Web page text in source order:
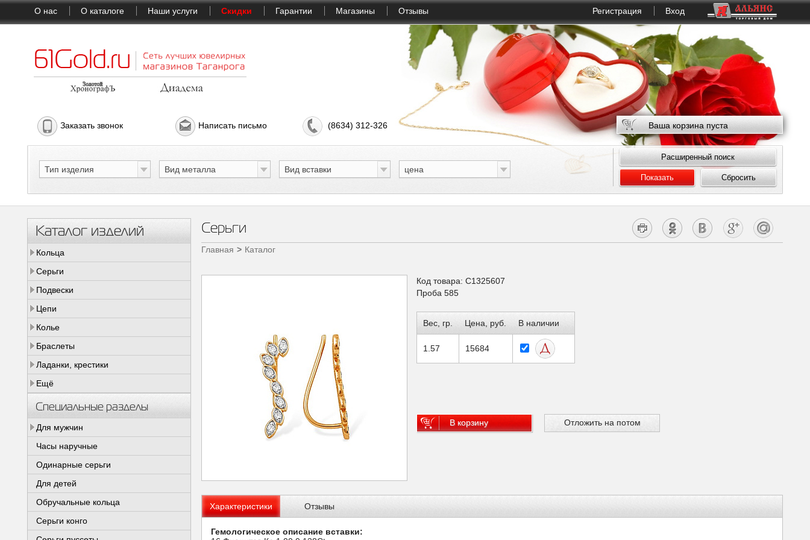
О нас О каталоге Наши услуги Скидки Гарантии Магазины Отзывы Регистрация Вход
Заказать звонок Написать письмо (8634) 312-326 Ваша корзина пуста
Тип изделия Вид металла Вид вставки цена
Расширенный поиск
Показать Сбросить
Каталог изделий
Кольца
Серьги
Подвески
Цепи
Колье
Браслеты
Ладанки, крестики
Ещё
Специальные разделы
Для мужчин
Часы наручные
Одинарные серьги
Для детей
Обручальные кольца
Серьги конго
Серьги
Главная Каталог
Код товара: С1325607
Проба 585
Вес, гр. Цена, руб. В наличии
1.57 15684
В корзину Отложить на потом
Характеристики Отзывы
Гемологическое описание вставки: